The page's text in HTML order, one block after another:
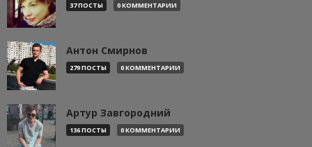
37 ПОСТЫ 0 КОММЕНТАРИИ
Антон Смирнов
279 ПОСТЫ 0 КОММЕНТАРИИ
Артур Завгородний
136 ПОСТЫ 0 КОММЕНТАРИИ